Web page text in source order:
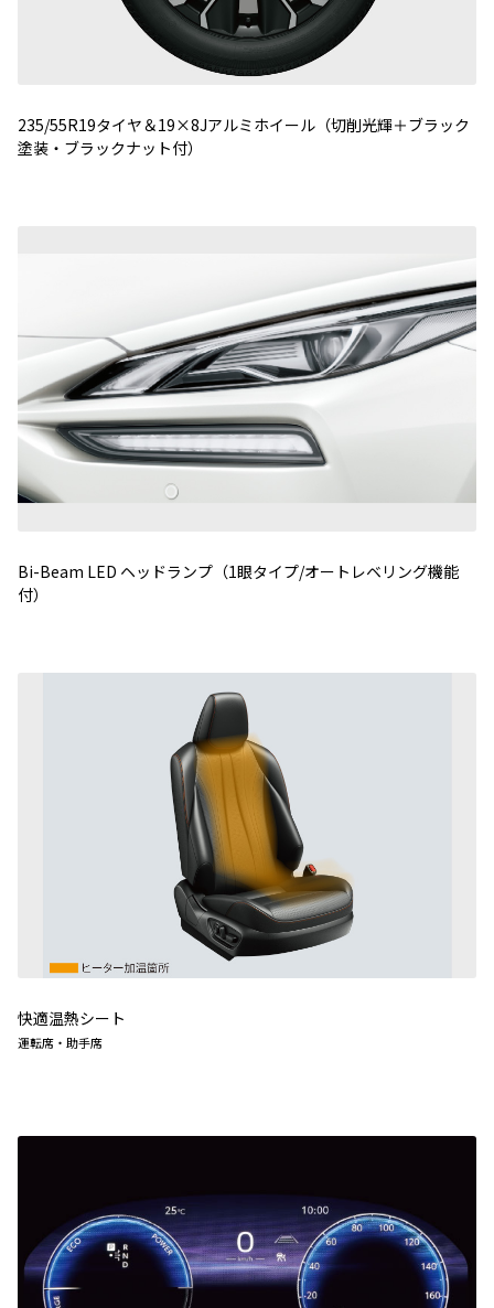
235/55R19タイヤ＆19×8Jアルミホイール（切削光輝＋ブラック
塗装・ブラックナット付）
Bi-Beam LED ヘッドランプ（1眼タイプ/オートレベリング機能
付）
快適温熱シート
運転席・助手席